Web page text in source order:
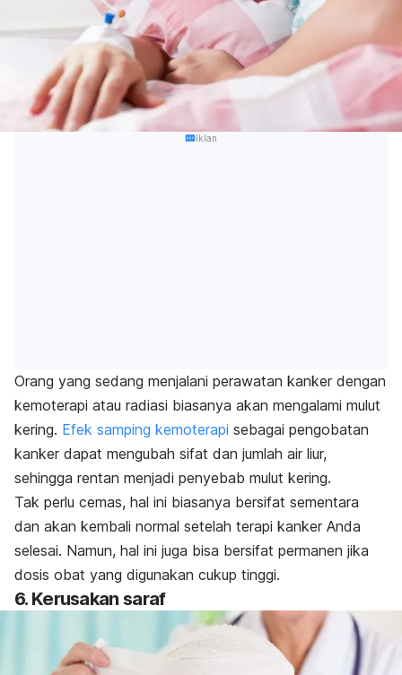
Iklan
Orang yang sedang menjalani perawatan kanker dengan
kemoterapi atau radiasi biasanya akan mengalami mulut
kering. Efek samping kemoterapi sebagai pengobatan
kanker dapat mengubah sifat dan jumlah air liur,
sehingga rentan menjadi penyebab mulut kering.
Tak perlu cemas, hal ini biasanya bersifat sementara
dan akan kembali normal setelah terapi kanker Anda
selesai. Namun, hal ini juga bisa bersifat permanen jika
dosis obat yang digunakan cukup tinggi.
6. Kerusakan saraf